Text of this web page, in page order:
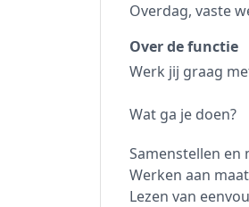
Overdag, vaste
Over de functie
Werk jij graag
Wat ga je doen?
Samenstellen
Werken aan
Lezen van